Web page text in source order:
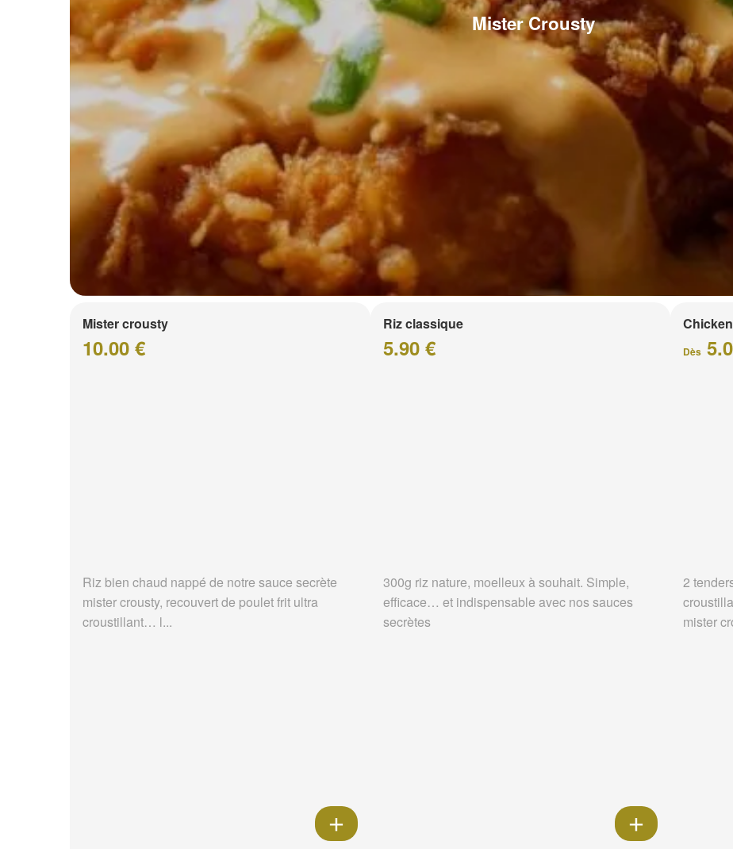
Mister Crousty
Mister crousty
10.00 €
Riz bien chaud nappé de notre sauce secrète
mister crousty, recouvert de poulet frit ultra
croustillant… l...
Riz classique
5.90 €
300g riz nature, moelleux à souhait. Simple,
efficace… et indispensable avec nos sauces
secrètes
Dès
2
mister